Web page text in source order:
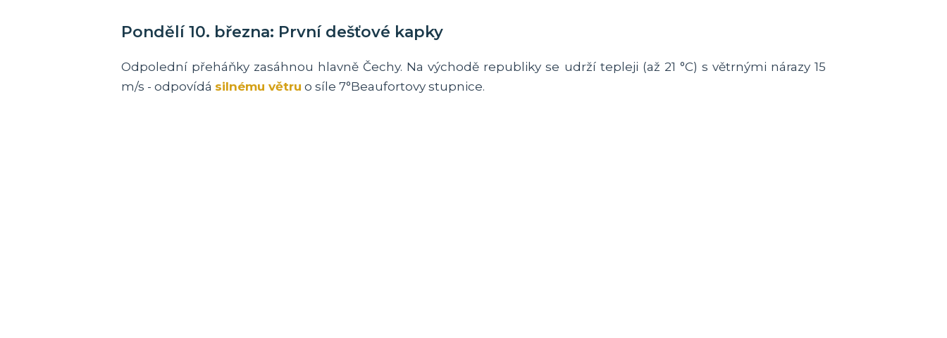
Pondělí 10. března: První dešťové kapky
Odpolední přeháňky zasáhnou hlavně Čechy. Na východě republiky se udrží tepleji (až 21 °C) s větrnými nárazy 15
m/s - odpovídá silnému větru o síle 7°Beaufortovy stupnice.